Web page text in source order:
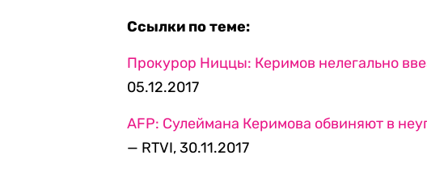
Ссылки по теме:
Прокурор Ниццы: Керимов нелегально
05.12.2017
AFP: Сулеймана Керимова обвиняют в
— RTVI, 30.11.2017